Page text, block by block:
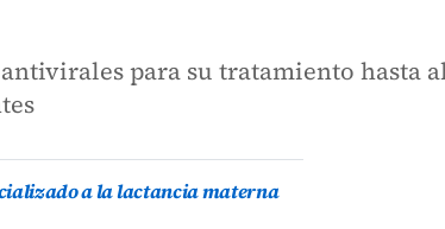
para su tratamiento hasta
a la lactancia materna